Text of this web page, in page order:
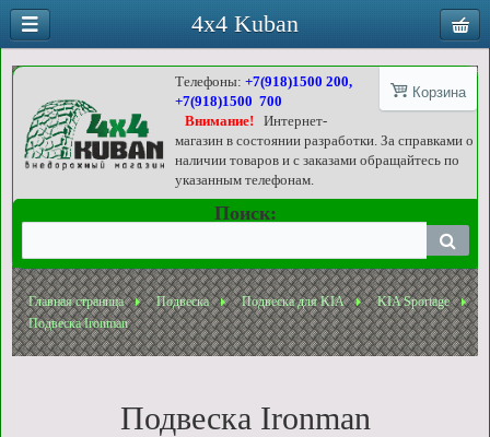
Корзина
Телефоны:+7(918)1500 200,
+7(918)1500 700
Внимание!
Интернет-
магазин в состоянии разработки. За справками о
наличии товаров и с заказами обращайтесь по
указанным телефонам.
Поиск:
Главная страница Подвеска Подвеска для KIA
KIA Sportage
Подвеска Ironman
Подвеска Ironman
4x4 Kuban